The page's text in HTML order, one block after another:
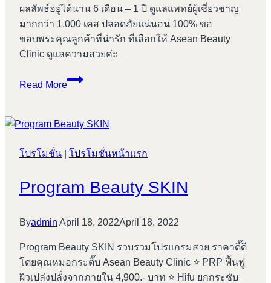
ผลลัพธ์อยู่ได้นาน 6 เดือน – 1 ปี ดูแลแพทย์ผู้เชี่ยวชาญ
มากกว่า 1,000 เคส ปลอดภัยแน่นอน 100% ขอ
ขอบพระคุณลูกค้าที่น่ารัก ที่เลือกให้ Asean Beauty
Clinic ดูแลความสวยค่ะ
Read More
Review
อกซ์
ริ้ว
หน้า
ผาก
โปรโมชั่น โปรโมชั่นหน้าแรก
Program Beauty SKIN
Byadmin April 18, 2022April 18, 2022
Program Beauty SKIN รวบรวมโปรแกรมสวย ราคาดี๊ดี
โดยคุณหมอกระติ๊บ Asean Beauty Clinic ⭐️ PRP ฟื้นฟู
ผิวเปล่งปลั่งจากภายใน 4,900.- บาท ⭐️ Hifu ยกกระชับ